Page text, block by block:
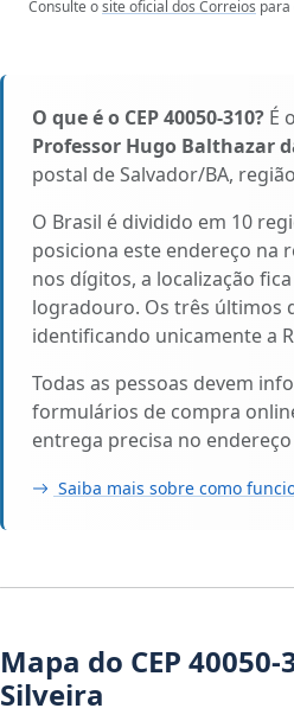
Consulte osite oficial dos Correios
O que é o CEP 40050-310? É
Professor Hugo Balthazar
postal de Salvador/BA,
O Brasil é dividido em 10
posiciona este endereço na
nos dígitos, a localização
logradouro. Os três últimos
identificando unicamente a
Todas as pessoas devem
formulários de compra
entrega precisa no
Saiba mais sobre como
Mapa do CEP
Silveira